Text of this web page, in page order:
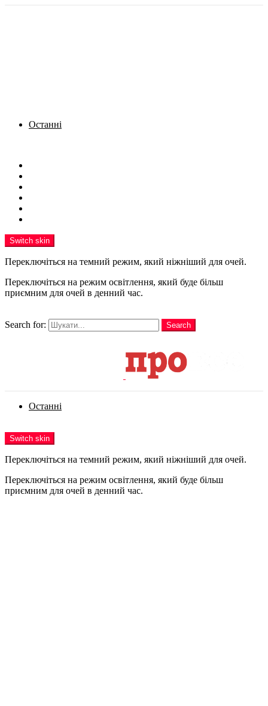
Останні
Switch skin
Переключіться на темний режим, який ніжніший для очей.
Переключіться на режим освітлення, який буде більш
приємним для очей в денний час.
Search for:
Search
Останні
Switch skin
Переключіться на темний режим, який ніжніший для очей.
Переключіться на режим освітлення, який буде більш
приємним для очей в денний час.